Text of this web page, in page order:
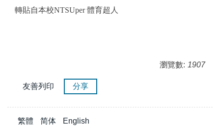
轉貼自本校NTSUper體育超人
瀏覽數: 1907
友善列印 分享
繁體 简体 English